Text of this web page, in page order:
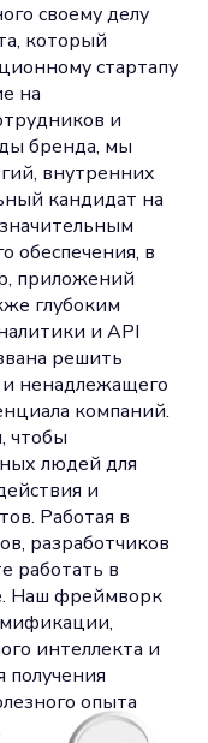
своему делу
который
стартапу
на
и
бренда, мы
внутренних
кандидат на
обеспечения, в
приложений
глубоким
и API
решить
ненадлежащего
компаний.
чтобы
людей для
и
Работая в
разработчиков
работать в
Наш фреймворк
интеллекта и
получения
опыта